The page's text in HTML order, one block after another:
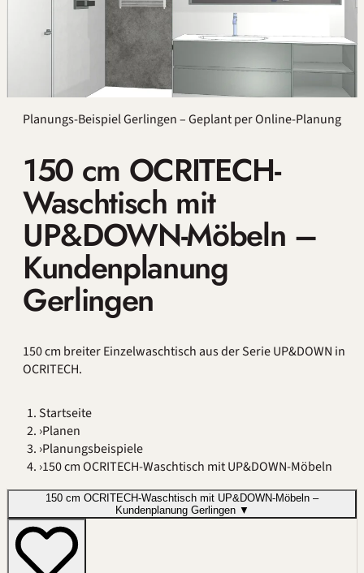
Planungs-Beispiel Gerlingen – Geplant per Online-Planung
150 cm OCRITECH-
Waschtisch mit
UP&DOWN-Möbeln –
Kundenplanung
Gerlingen
150 cm breiter Einzelwaschtisch aus der Serie UP&DOWN in
OCRITECH.
Startseite
›Planen
›Planungsbeispiele
›150 cm OCRITECH-Waschtisch mit UP&DOWN-Möbeln
150 cm OCRITECH-Waschtisch mit UP&DOWN-Möbeln –
Kundenplanung Gerlingen ▼